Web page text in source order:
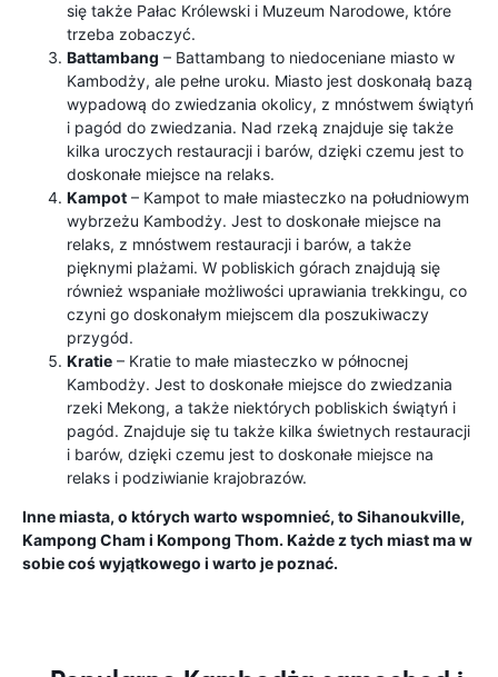
się także Pałac Królewski i Muzeum Narodowe, które
trzeba zobaczyć.
Battambang – Battambang to niedoceniane miasto w
Kambodży, ale pełne uroku. Miasto jest doskonałą bazą
wypadową do zwiedzania okolicy, z mnóstwem świątyń
i pagód do zwiedzania. Nad rzeką znajduje się także
kilka uroczych restauracji i barów, dzięki czemu jest to
doskonałe miejsce na relaks.
Kampot – Kampot to małe miasteczko na południowym
wybrzeżu Kambodży. Jest to doskonałe miejsce na
relaks, z mnóstwem restauracji i barów, a także
pięknymi plażami. W pobliskich górach znajdują się
również wspaniałe możliwości uprawiania trekkingu, co
czyni go doskonałym miejscem dla poszukiwaczy
przygód.
Kratie – Kratie to małe miasteczko w północnej
Kambodży. Jest to doskonałe miejsce do zwiedzania
rzeki Mekong, a także niektórych pobliskich świątyń i
pagód. Znajduje się tu także kilka świetnych restauracji
i barów, dzięki czemu jest to doskonałe miejsce na
relaks i podziwianie krajobrazów.
Inne miasta, o których warto wspomnieć, to Sihanoukville,
Kampong Cham i Kompong Thom. Każde z tych miast ma w
sobie coś wyjątkowego i warto je poznać.